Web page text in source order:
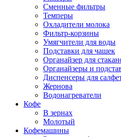
Сменные фильтры
Темперы
Охладители молока
Фильтр-корзины
Умягчители для воды
Подставки для чашек
Органайзер для
Органайзеры и
Диспенсеры для
Жернова
Водонагреватели
Кофе
В зернах
Молотый
Кофемашины